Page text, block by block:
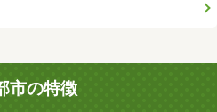
市の特徴